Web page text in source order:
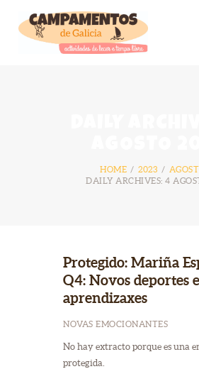
HOME 2023
DAILY ARCHIVES: 4
FOTOS
Protegido: Mariña
Q4: Novos deportes
aprendizaxes
NOVAS EMOCIONANTES
No hay extracto porque es una
protegida.